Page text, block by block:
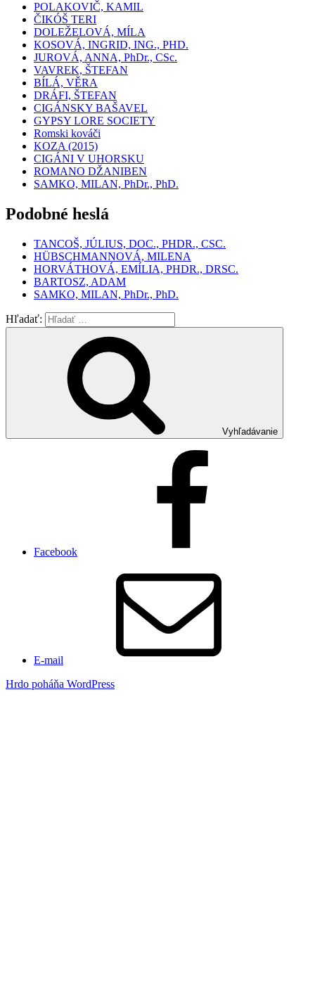
POLAKOVIČ, KAMIL
ČIKÓŠ TERI
DOLEŽELOVÁ, MÍLA
KOSOVÁ, INGRID, ING., PHD.
JUROVÁ, ANNA, PhDr., CSc.
VAVREK, ŠTEFAN
BÍLÁ, VĚRA
DRÁFI, ŠTEFAN
CIGÁNSKY BAŠAVEL
GYPSY LORE SOCIETY
Romski kováči
KOZA (2015)
CIGÁNI V UHORSKU
ROMANO DŽANIBEN
SAMKO, MILAN, PhDr., PhD.
Podobné heslá
TANCOŠ, JÚLIUS, DOC., PHDR., CSC.
HÜBSCHMANNOVÁ, MILENA
HORVÁTHOVÁ, EMÍLIA, PHDR., DRSC.
BARTOSZ, ADAM
SAMKO, MILAN, PhDr., PhD.
Hľadať:
Vyhľadávanie
Facebook
E-mail
Hrdo poháňa WordPress